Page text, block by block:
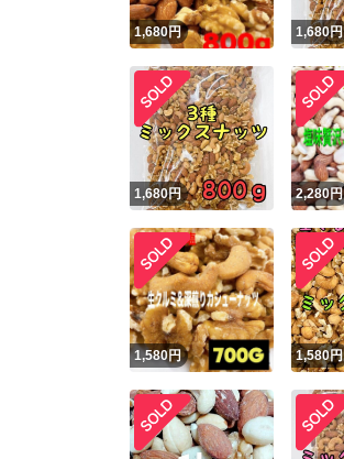
1,680円 1,680円
1,680円 2,280円
1,580円 1,580円